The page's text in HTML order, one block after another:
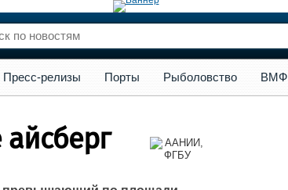
Флот
Форум
Отзывы
Пресс-релизы Порты Рыболовство ВМФ